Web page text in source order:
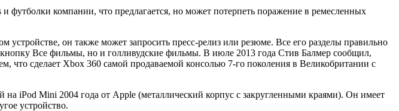
футболки компании, что предлагается, но может потерпеть поражение в ремесленных
он также может запросить пресс-релиз или резюме. Все его разделы правильно
Все фильмы, но и голливудские фильмы. В июле 2013 года Стив Балмер сообщил,
что сделает Xbox 360 самой продаваемой консолью 7-го поколения в Великобритании с
iPod Mini 2004 года от Apple (металлический корпус с закругленными краями). Он имеет
устройство.